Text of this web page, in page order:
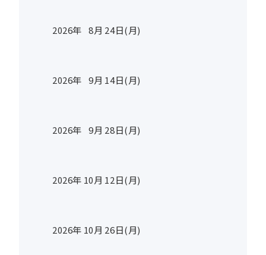
2026年 8月 24日(月)
2026年 9月 14日(月)
2026年 9月 28日(月)
2026年 10月 12日(月)
2026年 10月 26日(月)